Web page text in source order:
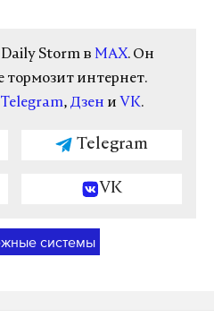
Storm в MAX. Он
тормозит интернет.
Telegram, Дзен и VK.
Telegram
VK
системы